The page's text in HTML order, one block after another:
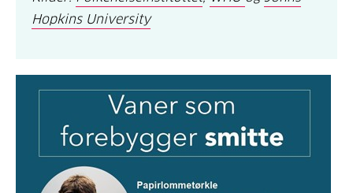
Hopkins University